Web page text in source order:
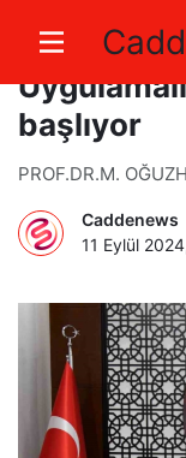
başlıyor
PROF.DR.M.
Caddenews
11 Eylül